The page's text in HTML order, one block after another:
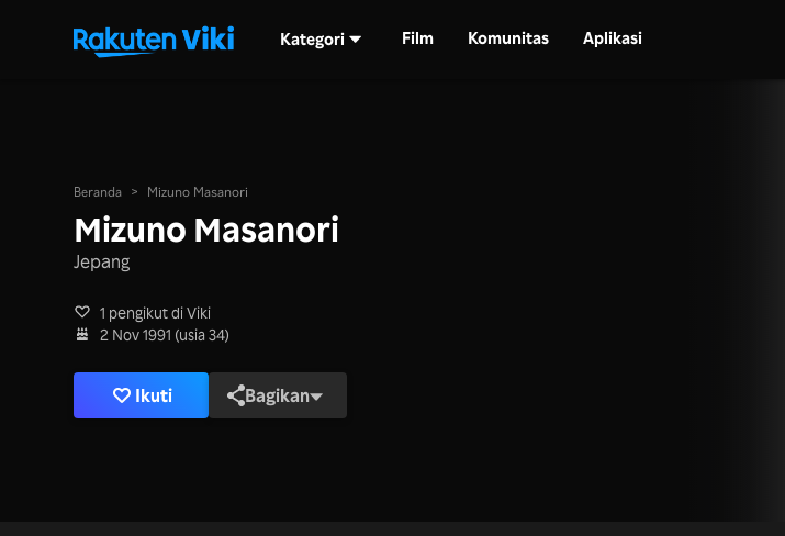
Kategori Film Komunitas Aplikasi
Beranda > Mizuno Masanori
Mizuno Masanori
Jepang
1 pengikut di Viki
2 Nov 1991 (usia 34)
Ikuti Bagikan